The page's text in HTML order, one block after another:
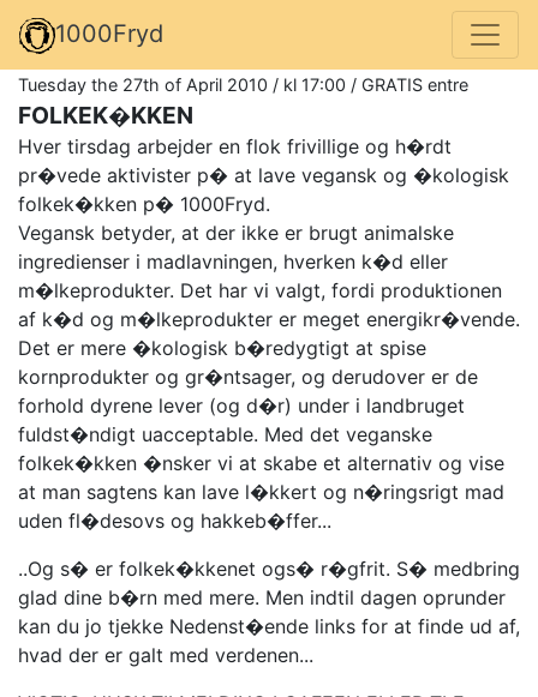
1000Fryd
Tuesday the 27th of April 2010 / kl 17:00 / GRATIS entre
FOLKEK�KKEN
Hver tirsdag arbejder en flok frivillige og h�rdt
pr�vede aktivister p� at lave vegansk og �kologisk
folkek�kken p� 1000Fryd.
Vegansk betyder, at der ikke er brugt animalske
ingredienser i madlavningen, hverken k�d eller
m�lkeprodukter. Det har vi valgt, fordi produktionen
af k�d og m�lkeprodukter er meget energikr�vende.
Det er mere �kologisk b�redygtigt at spise
kornprodukter og gr�ntsager, og derudover er de
forhold dyrene lever (og d�r) under i landbruget
fuldst�ndigt uacceptable. Med det veganske
folkek�kken �nsker vi at skabe et alternativ og vise
at man sagtens kan lave l�kkert og n�ringsrigt mad
uden fl�desovs og hakkeb�ffer...
..Og s� er folkek�kkenet ogs� r�gfrit. S� medbring
glad dine b�rn med mere. Men indtil dagen oprunder
kan du jo tjekke Nedenst�ende links for at finde ud af,
hvad der er galt med verdenen...